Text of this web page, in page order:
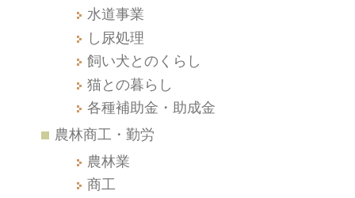
水道事業
し尿処理
飼い犬とのくらし
猫との暮らし
各種補助金・助成金
農林商工・勤労
農林業
商工